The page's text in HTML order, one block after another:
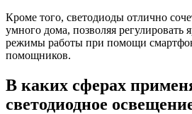
Кроме того, светодиоды отлично
умного дома, позволяя регулировать
режимы работы при помощи
помощников.
В каких сферах
светодиодное